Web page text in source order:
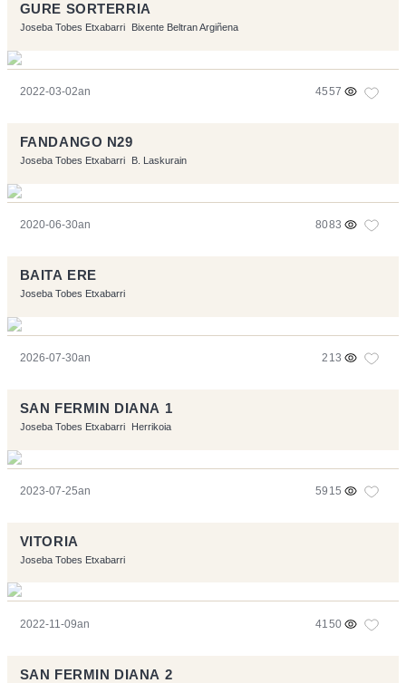
GURE SORTERRIA
Joseba Tobes Etxabarri Bixente Beltran Argiñena
2022-03-02an 4557
FANDANGO N29
Joseba Tobes Etxabarri B. Laskurain
2020-06-30an 8083
BAITA ERE
Joseba Tobes Etxabarri
2026-07-30an 213
SAN FERMIN DIANA 1
Joseba Tobes Etxabarri Herrikoia
2023-07-25an 5915
VITORIA
Joseba Tobes Etxabarri
2022-11-09an 4150
SAN FERMIN DIANA 2